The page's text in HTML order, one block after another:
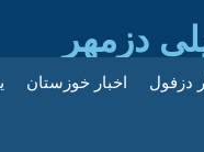
دزمهر
دزفول اخبار خوزستان